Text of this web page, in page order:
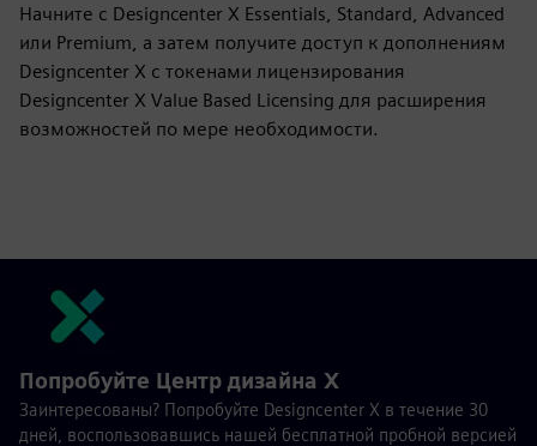
Начните с Designcenter X Essentials, Standard, Advanced
или Premium, а затем получите доступ к дополнениям
Designcenter X с токенами лицензирования
Designcenter X Value Based Licensing для расширения
возможностей по мере необходимости.
Попробуйте Центр дизайна X
Заинтересованы? Попробуйте Designcenter X в течение 30
дней, воспользовавшись нашей бесплатной пробной версией